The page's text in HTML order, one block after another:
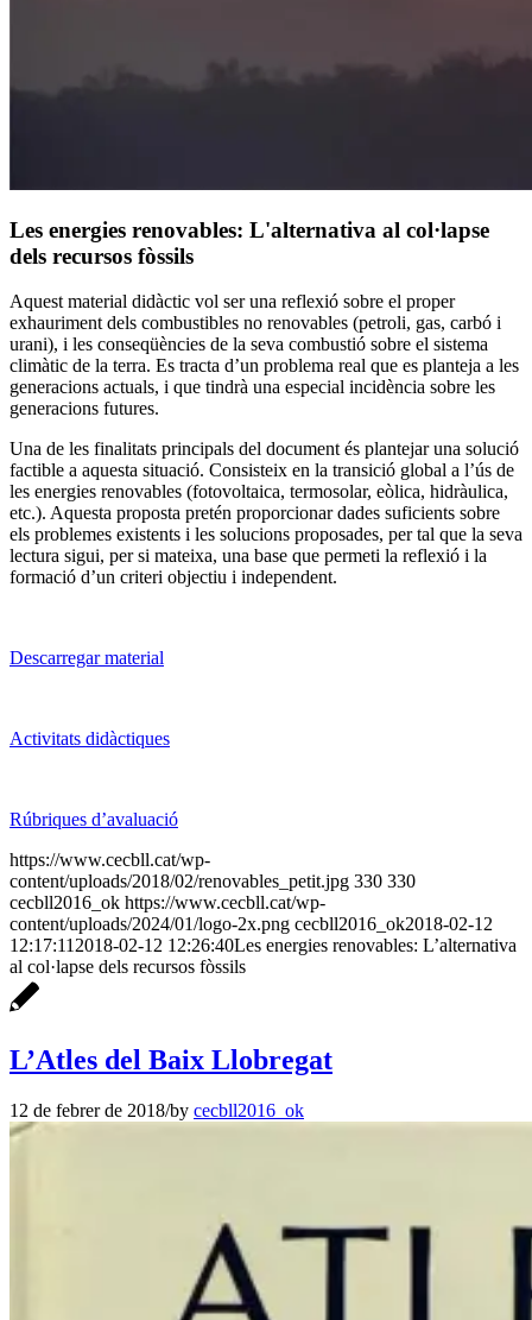
Les energies renovables: L'alternativa al col·lapse
dels recursos fòssils
Aquest material didàctic vol ser una reflexió sobre el proper
exhauriment dels combustibles no renovables (petroli, gas, carbó i
urani), i les conseqüències de la seva combustió sobre el sistema
climàtic de la terra. Es tracta d’un problema real que es planteja a les
generacions actuals, i que tindrà una especial incidència sobre les
generacions futures.
Una de les finalitats principals del document és plantejar una solució
factible a aquesta situació. Consisteix en la transició global a l’ús de
les energies renovables (fotovoltaica, termosolar, eòlica, hidràulica,
etc.). Aquesta proposta pretén proporcionar dades suficients sobre
els problemes existents i les solucions proposades, per tal que la seva
lectura sigui, per si mateixa, una base que permeti la reflexió i la
formació d’un criteri objectiu i independent.
Descarregar material
Activitats didàctiques
Rúbriques d’avaluació
https://www.cecbll.cat/wp-
content/uploads/2018/02/renovables_petit.jpg 330 330
cecbll2016_ok https://www.cecbll.cat/wp-
content/uploads/2024/01/logo-2x.png cecbll2016_ok2018-02-12
12:17:11 2018-02-12 12:26:40Les energies renovables: L’alternativa
al col·lapse dels recursos fòssils
L’Atles del Baix Llobregat
12 de febrer de 2018/by cecbll2016_ok